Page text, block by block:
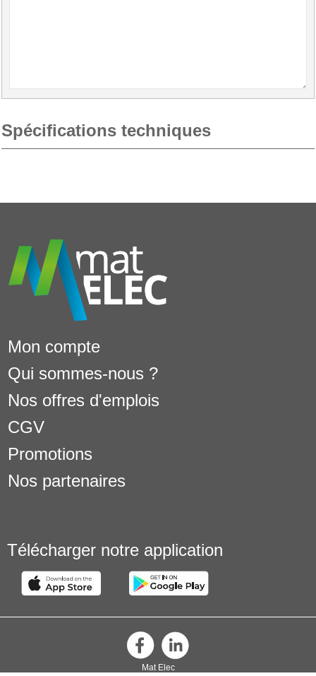
Spécifications techniques
Mon compte
Qui sommes-nous ?
Nos offres d'emplois
CGV
Promotions
Nos partenaires
Télécharger notre application
Mat Elec